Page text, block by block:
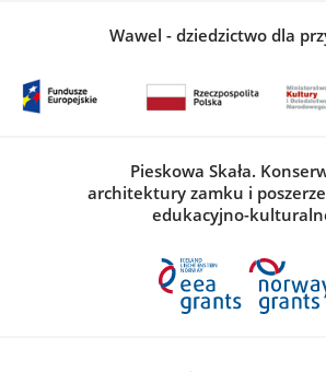
Wawel - dziedzictwo dla
Pieskowa Skała.
architektury zamku i
edukacyjno-